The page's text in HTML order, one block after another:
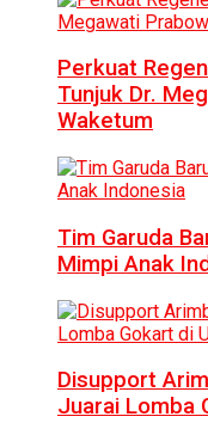
Perkuat
Tunjuk Dr.
Waketum
Tim Garuda
Mimpi Anak
Disupport
Juarai Lomba